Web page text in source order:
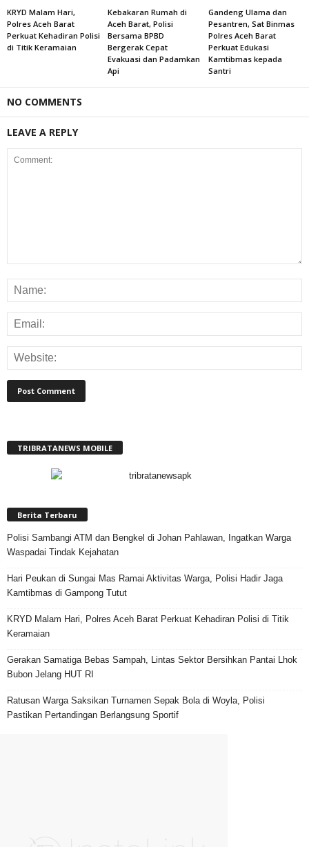
KRYD Malam Hari,
Polres Aceh Barat
Perkuat Kehadiran Polisi
di Titik Keramaian
Kebakaran Rumah di
Aceh Barat, Polisi
Bersama BPBD
Bergerak Cepat
Evakuasi dan Padamkan
Api
Gandeng Ulama dan
Pesantren, Sat Binmas
Polres Aceh Barat
Perkuat Edukasi
Kamtibmas kepada
Santri
NO COMMENTS
LEAVE A REPLY
TRIBRATANEWS MOBILE
Berita Terbaru
Polisi Sambangi ATM dan Bengkel di Johan Pahlawan, Ingatkan Warga
Waspadai Tindak Kejahatan
Hari Peukan di Sungai Mas Ramai Aktivitas Warga, Polisi Hadir Jaga
Kamtibmas di Gampong Tutut
KRYD Malam Hari, Polres Aceh Barat Perkuat Kehadiran Polisi di Titik
Keramaian
Gerakan Samatiga Bebas Sampah, Lintas Sektor Bersihkan Pantai Lhok
Bubon Jelang HUT RI
Ratusan Warga Saksikan Turnamen Sepak Bola di Woyla, Polisi
Pastikan Pertandingan Berlangsung Sportif